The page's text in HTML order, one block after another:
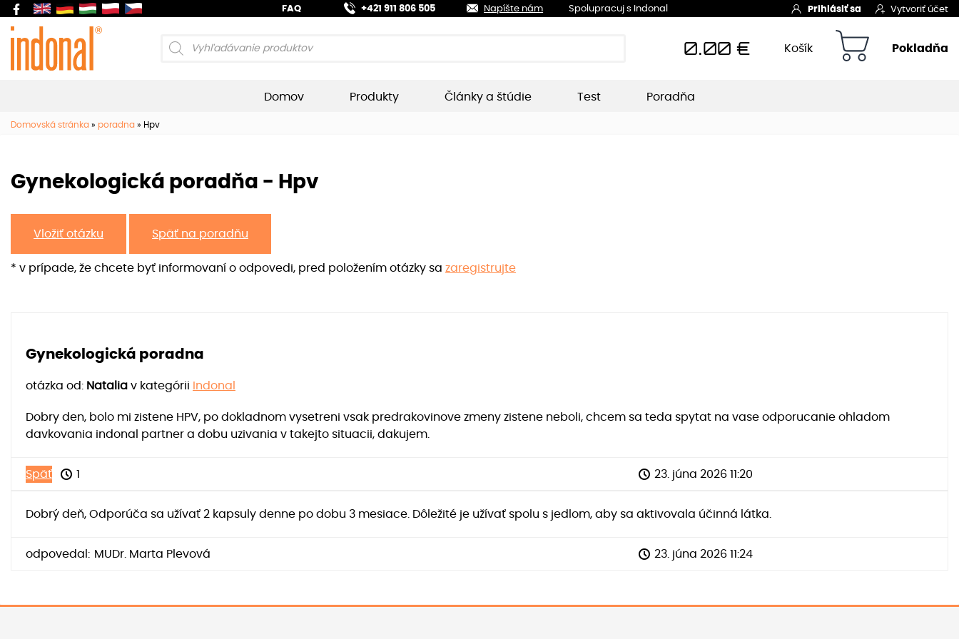
FAQ +421 911 806 505 Napíšte nám Spolupracuj s Indonal Prihlásiť sa Vytvoriť účet
Products
0.00€ Košík Pokladňa
Domov Produkty Články a štúdie Test Poradňa
Domovská stránka » poradna » Hpv
Gynekologická poradňa - Hpv
Vložiť otázku Späť na poradňu
* v prípade, že chcete byť informovaní o odpovedi, pred položením otázky sa zaregistrujte
Gynekologická poradna
otázka od: Natalia v kategórii Indonal
Dobry den, bolo mi zistene HPV, po dokladnom vysetreni vsak predrakovinove zmeny zistene neboli, chcem sa teda spytat na vase odporucanie ohladom
davkovania indonal partner a dobu uzivania v takejto situacii, dakujem.
Späť 1 23. júna 2026 11:20
Dobrý deň, Odporúča sa užívať 2 kapsuly denne po dobu 3 mesiace. Dôležité je užívať spolu s jedlom, aby sa aktivovala účinná látka.
odpovedal: MUDr. Marta Plevová 23. júna 2026 11:24